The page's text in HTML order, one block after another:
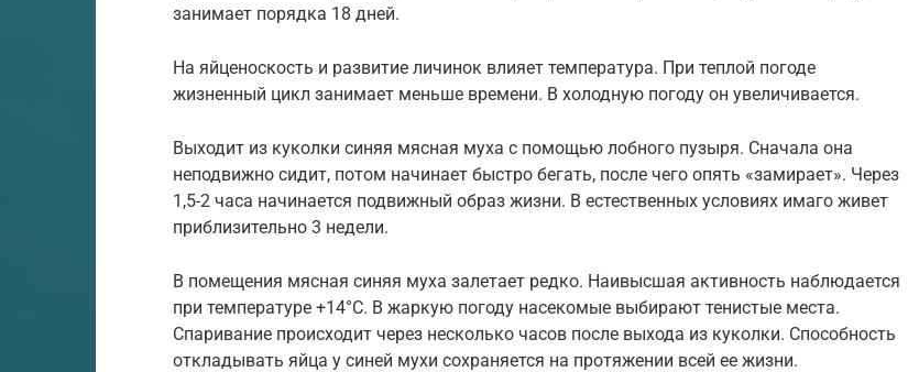
занимает порядка 18 дней.
На яйценоскость и развитие личинок влияет температура. При теплой погоде
жизненный цикл занимает меньше времени. В холодную погоду он увеличивается.
Выходит из куколки синяя мясная муха с помощью лобного пузыря. Сначала она
неподвижно сидит, потом начинает быстро бегать, после чего опять «замирает». Через
1,5-2 часа начинается подвижный образ жизни. В естественных условиях имаго живет
приблизительно 3 недели.
В помещения мясная синяя муха залетает редко. Наивысшая активность наблюдается
при температуре +14°С. В жаркую погоду насекомые выбирают тенистые места.
Спаривание происходит через несколько часов после выхода из куколки. Способность
откладывать яйца у синей мухи сохраняется на протяжении всей ее жизни.